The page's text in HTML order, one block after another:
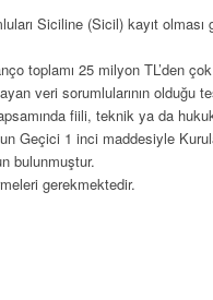
Siciline (Sicil) kayıt
toplamı 25 milyon
veri sorumlularının olduğu
fiili, teknik ya da
Geçici 1 inci maddesiyle
bulunmuştur.
gerekmektedir.